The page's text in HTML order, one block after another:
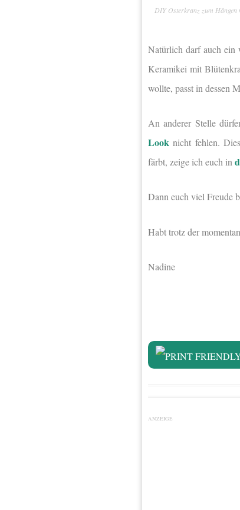
DIY Osterkranz zum Hängen
Natürlich darf auch ein
Keramikei mit
wollte, passt in dessen
An anderer Stelle
Look nicht fehlen.
färbt, zeige ich euch in
Dann euch viel Freude
Habt trotz der
Nadine
ANZEIGE